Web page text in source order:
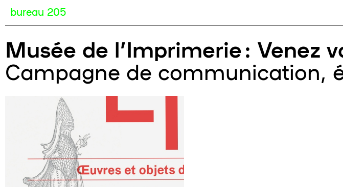
bureau 205
Musée de l’Imprimerie : Venez
Campagne de communication,